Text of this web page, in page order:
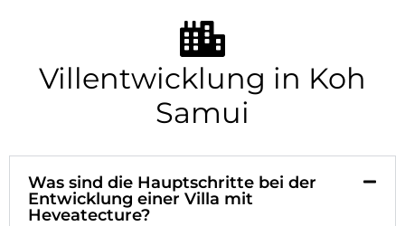
Villentwicklung in Koh
Samui
Was sind die Hauptschritte bei der
Entwicklung einer Villa mit
Heveatecture?